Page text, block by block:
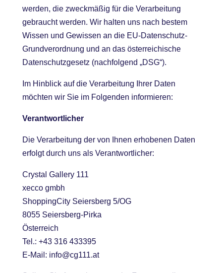
werden, die zweckmäßig für die Verarbeitung
gebraucht werden. Wir halten uns nach bestem
Wissen und Gewissen an die EU-Datenschutz-
Grundverordnung und an das österreichische
Datenschutzgesetz (nachfolgend „DSG“).
Im Hinblick auf die Verarbeitung Ihrer Daten
möchten wir Sie im Folgenden informieren:
Verantwortlicher
Die Verarbeitung der von Ihnen erhobenen Daten
erfolgt durch uns als Verantwortlicher:
Crystal Gallery 111
xecco gmbh
ShoppingCity Seiersberg 5/OG
8055 Seiersberg-Pirka
Österreich
Tel.: +43 316 433395
E-Mail: info@cg111.at